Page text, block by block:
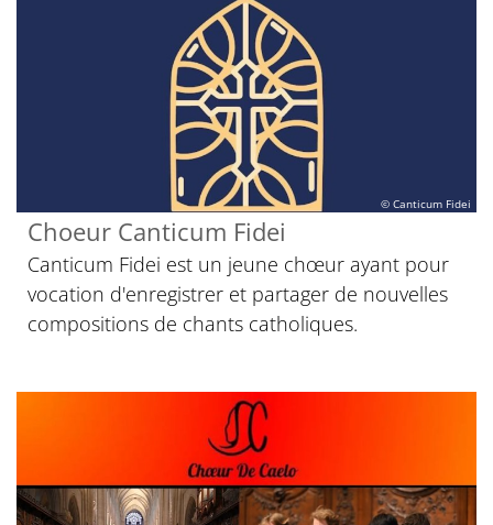
© Canticum Fidei
Choeur Canticum Fidei
Canticum Fidei est un jeune chœur ayant pour
vocation d'enregistrer et partager de nouvelles
compositions de chants catholiques.